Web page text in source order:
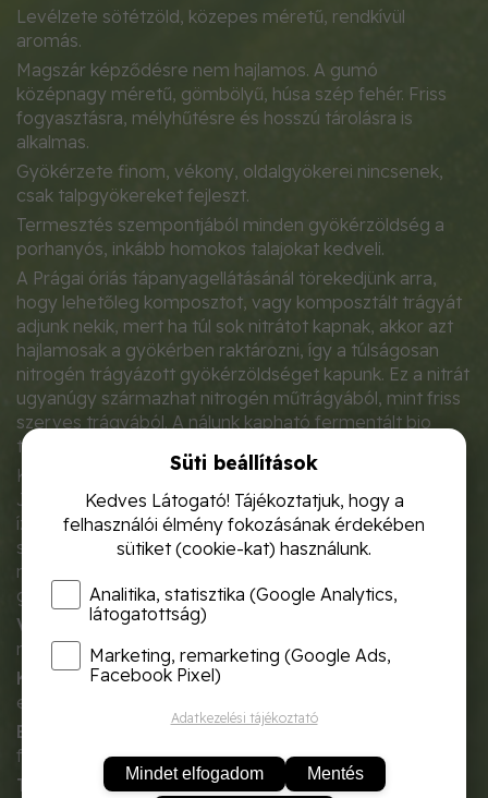
Levélzete sötétzöld, közepes méretű, rendkívül
aromás.
Magszár képződésre nem hajlamos. A gumó
középnagy méretű, gömbölyű, húsa szép fehér. Friss
fogyasztásra, mélyhűtésre és hosszú tárolásra is
alkalmas.
Gyökérzete finom, vékony, oldalgyökerei nincsenek,
csak talpgyökereket fejleszt.
Termesztés szempontjából minden gyökérzöldség a
porhanyós, inkább homokos talajokat kedveli.
A Prágai óriás tápanyagellátásánál törekedjünk arra,
hogy lehetőleg komposztot, vagy komposztált trágyát
adjunk nekik, mert ha túl sok nitrátot kapnak, akkor azt
hajlamosak a gyökérben raktározni, így a túlságosan
nitrogén trágyázott gyökérzöldséget kapunk. Ez a nitrát
ugyanúgy származhat nitrogén műtrágyából, mint friss
szerves trágyából. A nálunk kapható fermentált bio
trágyáknál ez a probléma nem áll fenn.
Kiváló idegerősítő és nemihormon-képző hatása van.
Jelentős a mész- és foszfortartalma, de inkább
ízanyagai teszik közkedveltté. Fogyókúrás hatása is
számottevő. Csökkenti a vér cukorszintjét. A zeller
magja görcs ellen is kiváló, emellett vizelethajtó,
gyulladás és vérnyomás csökkentő hatása is van.
Vetés ideje palántaneveléshez:
március első fele
Kiültetés szabadföldbe:
első fele
Betakarítás ideje szabadföldön:augusztus második
felétől október végéig
Tartalom
: 1g
Süti beállítások
Kedves Látogató! Tájékoztatjuk, hogy a
felhasználói élmény fokozásának érdekében
sütiket (cookie-kat) használunk.
Analitika, statisztika (Google Analytics,
látogatottság)
Marketing, remarketing (Google Ads,
Facebook Pixel)
Adatkezelési tájékoztató
Mindet elfogadom Mentés